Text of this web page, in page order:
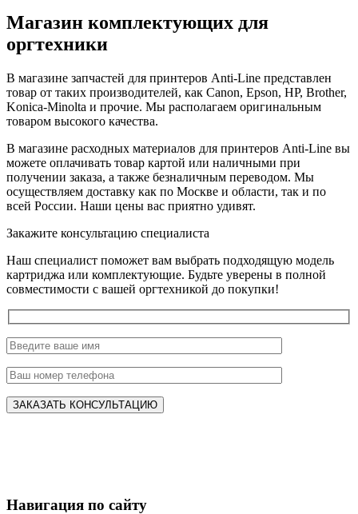
Магазин комплектующих для
оргтехники
В магазине запчастей для принтеров Anti-Line представлен
товар от таких производителей, как Canon, Epson, HP, Brother,
Konica-Minolta и прочие. Мы располагаем оригинальным
товаром высокого качества.
В магазине расходных материалов для принтеров Anti-Line вы
можете оплачивать товар картой или наличными при
получении заказа, а также безналичным переводом. Мы
осуществляем доставку как по Москве и области, так и по
всей России. Наши цены вас приятно удивят.
Закажите консультацию специалиста
Наш специалист поможет вам выбрать подходящую модель
картриджа или комплектующие. Будьте уверены в полной
совместимости с вашей оргтехникой до покупки!
Навигация по сайту